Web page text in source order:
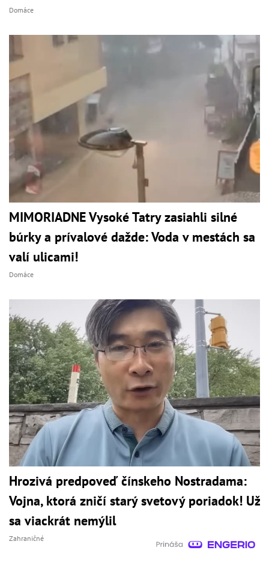
Domáce
MIMORIADNE Vysoké Tatry zasiahli silné
búrky a prívalové dažde: Voda v mestách sa
valí ulicami!
Domáce
Hrozivá predpoveď čínskeho Nostradama:
Vojna, ktorá zničí starý svetový poriadok! Už
sa viackrát nemýlil
Zahraničné